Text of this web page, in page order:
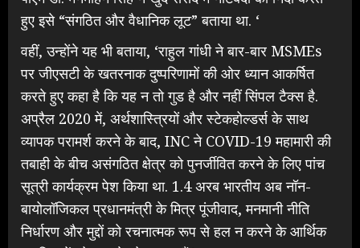
हुए इसे “संगठित और वैधानिक लूट” बताया था. ‘
वहीं, उन्होंने यह भी बताया, ‘राहुल गांधी ने बार-बार MSMEs
पर जीएसटी के खतरनाक दुष्परिणामों की ओर ध्यान आकर्षित
करते हुए कहा है कि यह न तो गुड है और नहीं सिंपल टैक्स है.
अप्रैल 2020 में, अर्थशास्त्रियों और स्टेकहोल्डर्स के साथ
व्यापक परामर्श करने के बाद, INC ने COVID-19 महामारी की
तबाही के बीच असंगठित क्षेत्र को पुनर्जीवित करने के लिए पांच
सूत्री कार्यक्रम पेश किया था. 1.4 अरब भारतीय अब नॉन-
बायोलॉजिकल प्रधानमंत्री के मित्र पूंजीवाद, मनमानी नीति
निर्धारण और मुद्दों को रचनात्मक रूप से हल न करने के आर्थिक